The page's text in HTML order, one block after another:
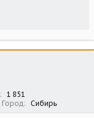
1 851
Город Сибирь